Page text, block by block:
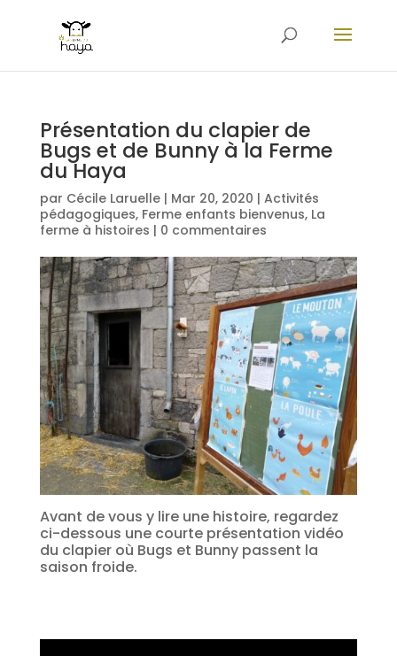
Présentation du clapier de
Bugs et de Bunny à la Ferme
du Haya
par Cécile Laruelle| Mar 20, 2020 | Activités
pédagogiques, Ferme enfants bienvenus, La
ferme à histoires | 0 commentaires
Avant de vous y lire une histoire, regardez
ci-dessous une courte présentation vidéo
du clapier où Bugs et Bunny passent la
saison froide.